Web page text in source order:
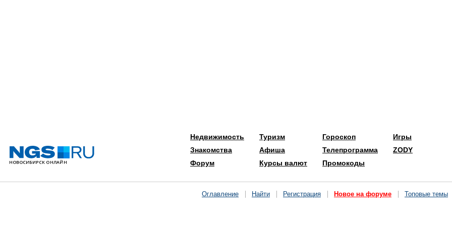
Недвижимость
Знакомства
Форум
Туризм
Афиша
Курсы валют
Гороскоп
Телепрограмма
Промокоды
Игры
ZODY
Оглавление Найти Регистрация Новое на форуме Топовые темы